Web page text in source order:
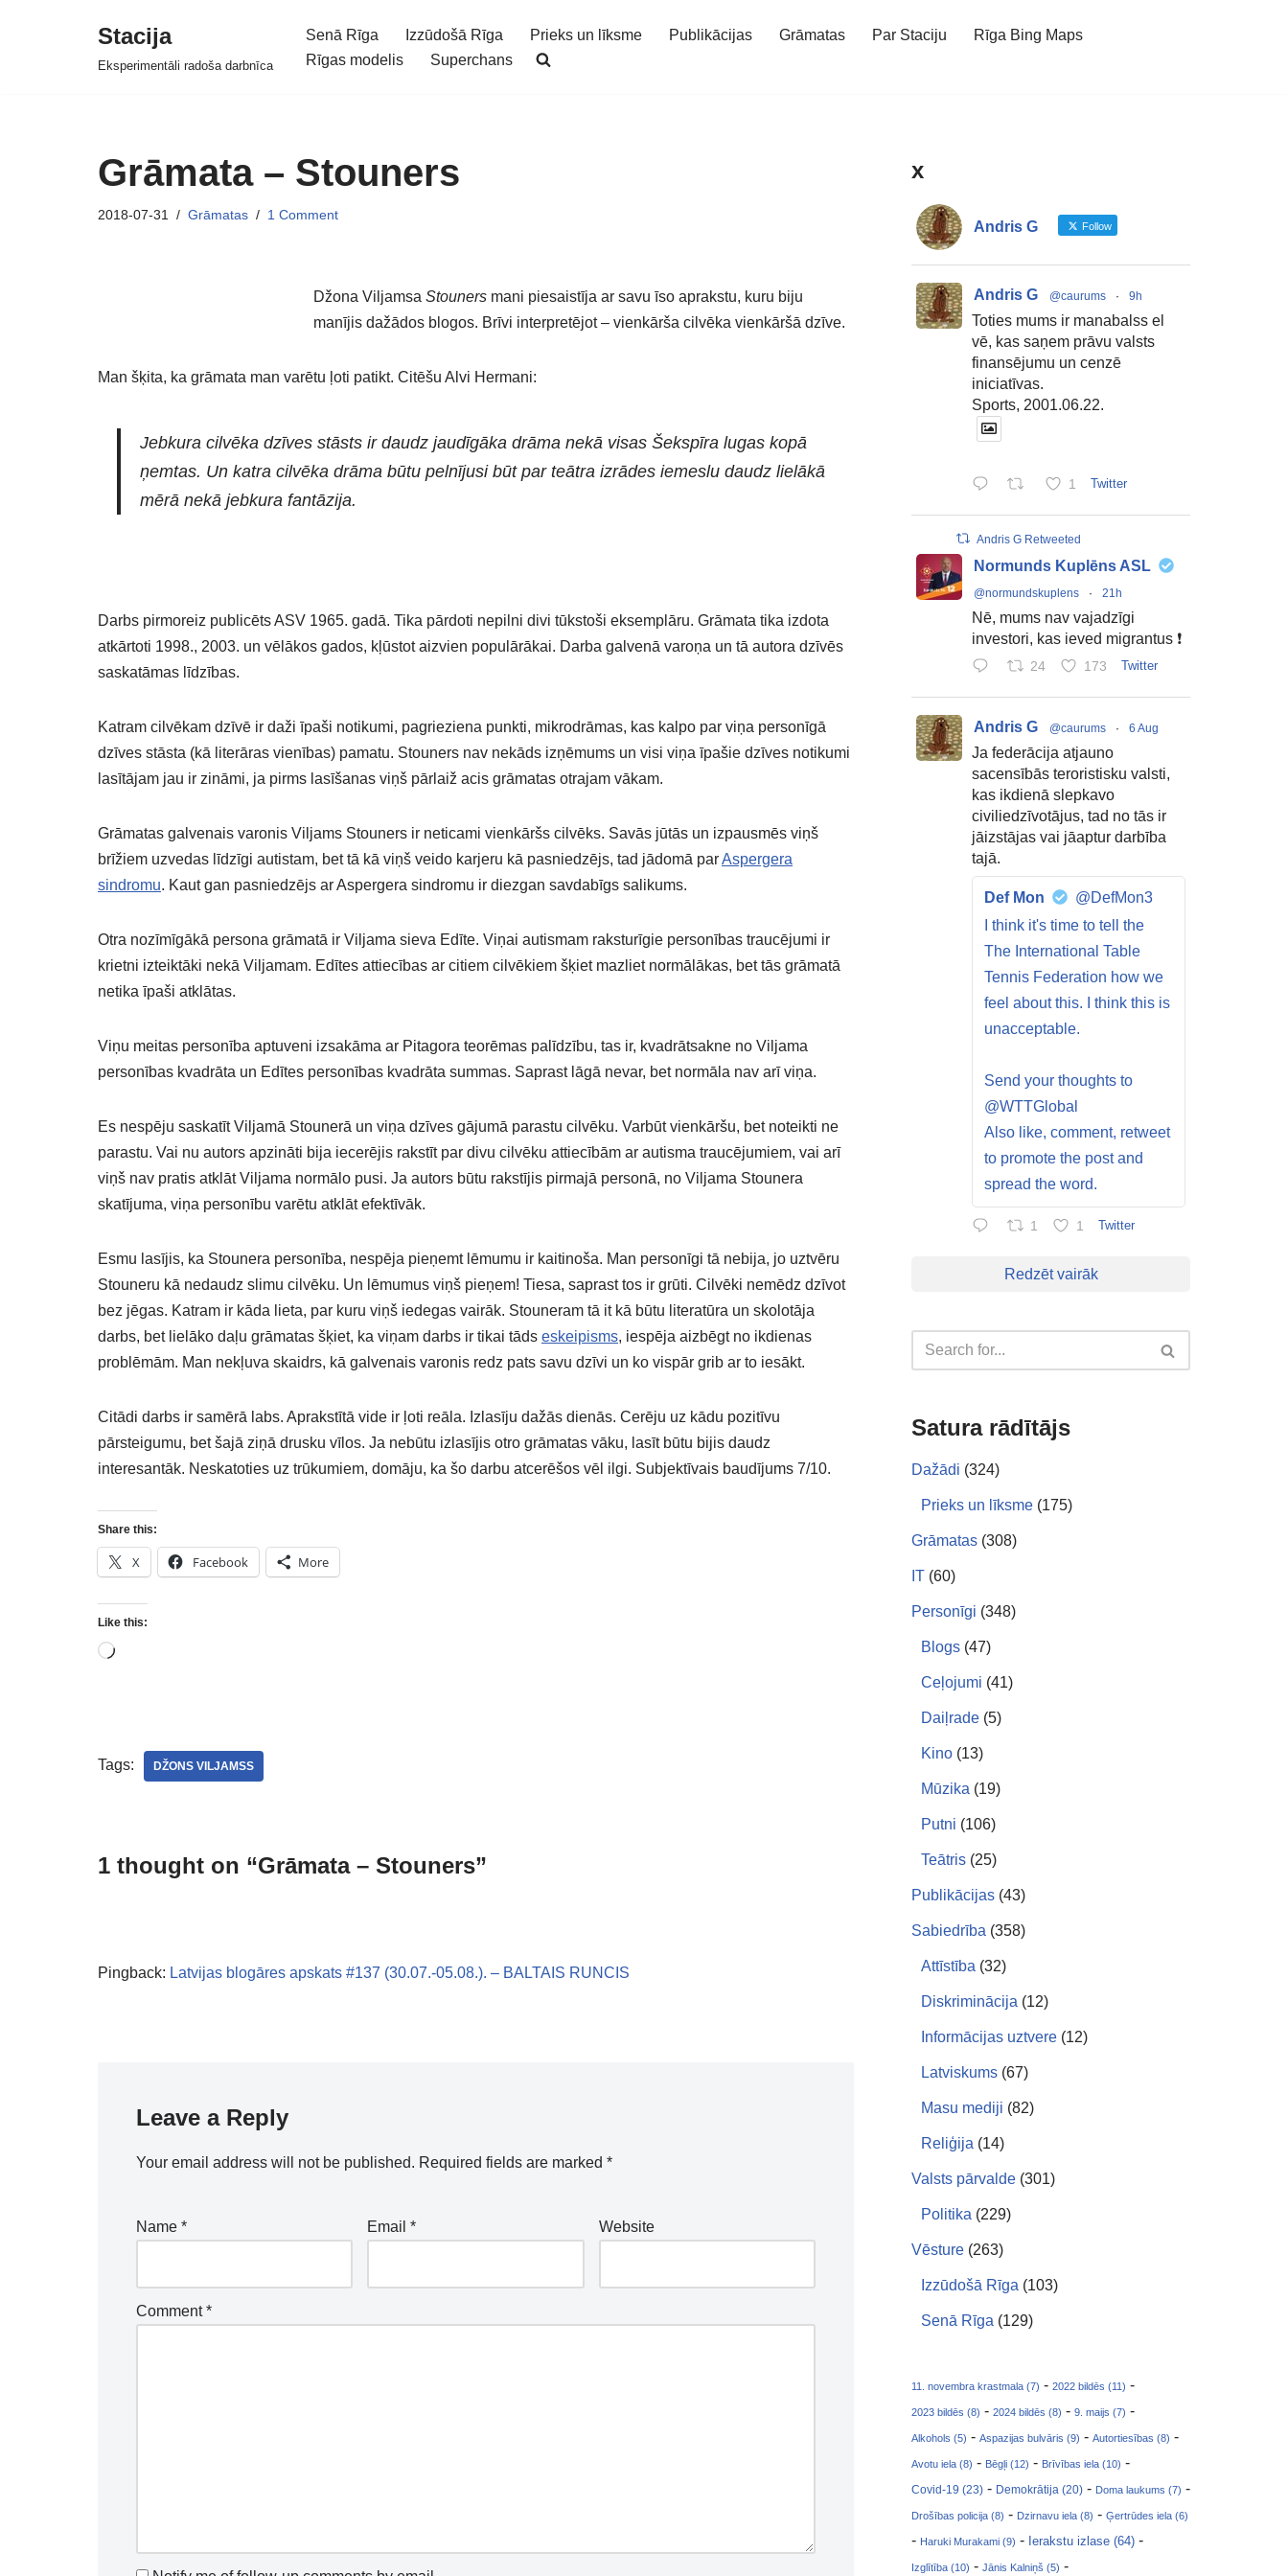
Stacija
Eksperimentāli radoša darbnīca
Senā Rīga Izzūdošā Rīga Prieks un līksme Publikācijas Grāmatas Par Staciju
Rīga Bing Maps
Rīgas modelis
Superchans
Grāmata – Stouners
2018-07-31 Grāmatas 1 Comment
Džona Viljamsa Stouners mani piesaistīja ar savu īso aprakstu, kuru biju
manījis dažādos blogos. Brīvi interpretējot – vienkārša cilvēka vienkāršā dzīve.
Man šķita, ka grāmata man varētu ļoti patikt. Citēšu Alvi Hermani:
Jebkura cilvēka dzīves stāsts ir daudz jaudīgāka drāma nekā visas Šekspīra lugas kopā
ņemtas. Un katra cilvēka drāma būtu pelnījusi būt par teātra izrādes iemeslu daudz lielākā
mērā nekā jebkura fantāzija.
Darbs pirmoreiz publicēts ASV 1965. gadā. Tika pārdoti nepilni divi tūkstoši eksemplāru. Grāmata tika izdota
atkārtoti 1998., 2003. un vēlākos gados, kļūstot aizvien populārākai. Darba galvenā varoņa un tā autora dzīvēs
saskatāmas līdzības.
Katram cilvēkam dzīvē ir daži īpaši notikumi, pagrieziena punkti, mikrodrāmas, kas kalpo par viņa personīgā
dzīves stāsta (kā literāras vienības) pamatu. Stouners nav nekāds izņēmums un visi viņa īpašie dzīves notikumi
lasītājam jau ir zināmi, ja pirms lasīšanas viņš pārlaiž acis grāmatas otrajam vākam.
Grāmatas galvenais varonis Viljams Stouners ir neticami vienkāršs cilvēks. Savās jūtās un izpausmēs viņš
brīžiem uzvedas līdzīgi autistam, bet tā kā viņš veido karjeru kā pasniedzējs, tad jādomā parAspergera
sindromu. Kaut gan pasniedzējs ar Aspergera sindromu ir diezgan savdabīgs salikums.
Otra nozīmīgākā persona grāmatā ir Viljama sieva Edīte. Viņai autismam raksturīgie personības traucējumi ir
krietni izteiktāki nekā Viljamam. Edītes attiecības ar citiem cilvēkiem šķiet mazliet normālākas, bet tās grāmatā
netika īpaši atklātas.
Viņu meitas personība aptuveni izsakāma ar Pitagora teorēmas palīdzību, tas ir, kvadrātsakne no Viljama
personības kvadrāta un Edītes personības kvadrāta summas. Saprast lāgā nevar, bet normāla nav arī viņa.
Es nespēju saskatīt Viljamā Stounerā un viņa dzīves gājumā parastu cilvēku. Varbūt vienkāršu, bet noteikti ne
parastu. Vai nu autors apzināti bija iecerējis rakstīt par divu cilvēku attiecībām ar autisma traucējumiem, vai arī
viņš nav pratis atklāt Viljama normālo pusi. Ja autors būtu rakstījis pirmajā personā, no Viljama Stounera
skatījuma, viņa personību varētu atklāt efektīvāk.
Esmu lasījis, ka Stounera personība, nespēja pieņemt lēmumu ir kaitinoša. Man personīgi tā nebija, jo uztvēru
Stouneru kā nedaudz slimu cilvēku. Un lēmumus viņš pieņem! Tiesa, saprast tos ir grūti. Cilvēki nemēdz dzīvot
bez jēgas. Katram ir kāda lieta, par kuru viņš iedegas vairāk. Stouneram tā it kā būtu literatūra un skolotāja
darbs, bet lielāko daļu grāmatas šķiet, ka viņam darbs ir tikai tāds eskeipisms, iespēja aizbēgt no ikdienas
problēmām. Man nekļuva skaidrs, kā galvenais varonis redz pats savu dzīvi un ko vispār grib ar to iesākt.
Citādi darbs ir samērā labs. Aprakstītā vide ir ļoti reāla. Izlasīju dažās dienās. Cerēju uz kādu pozitīvu
pārsteigumu, bet šajā ziņā drusku vīlos. Ja nebūtu izlasījis otro grāmatas vāku, lasīt būtu bijis daudz
interesantāk. Neskatoties uz trūkumiem, domāju, ka šo darbu atcerēšos vēl ilgi. Subjektīvais baudījums 7/10.
Share this:
X Facebook More
Like this:
Tags: DŽONS VILJAMSS
1 thought on “Grāmata – Stouners”
Pingback: Latvijas blogāres apskats #137 (30.07.-05.08.). – BALTAIS RUNCIS
Leave a Reply
Your email address will not be published. Required fields are marked *
Name * Email* Website
Comment*
x
Andris G Follow
Andris G @caurums · 9h
Toties mums ir manabalss el
vē, kas saņem prāvu valsts
finansējumu un cenzē
iniciatīvas.
Sports, 2001.06.22.
1 Twitter
Andris G Retweeted
Normunds Kuplēns ASL
@normundskuplens · 21h
Nē, mums nav vajadzīgi
investori, kas ieved migrantus ❗
24 173 Twitter
Andris G @caurums · 6 Aug
Ja federācija atjauno
sacensībās teroristisku valsti,
kas ikdienā slepkavo
civiliedzīvotājus, tad no tās ir
jāizstājas vai jāaptur darbība
tajā.
Def Mon
@DefMon3
I think it's time to tell the
The International Table
Tennis Federation how we
feel about this. I think this is
unacceptable.
Send your thoughts to
@WTTGlobal
Also like, comment, retweet
to promote the post and
spread the word.
1 1 Twitter
Redzēt vairāk
Satura rādītājs
Dažādi (324)
Prieks un līksme (175)
Grāmatas (308)
IT (60)
Personīgi (348)
Blogs (47)
Ceļojumi (41)
Daiļrade (5)
Kino (13)
Mūzika (19)
Putni (106)
Teātris (25)
Publikācijas (43)
Sabiedrība (358)
Attīstība (32)
Diskriminācija (12)
Informācijas uztvere (12)
Latviskums (67)
Masu mediji (82)
Reliģija (14)
Valsts pārvalde (301)
Politika (229)
Vēsture (263)
Izzūdošā Rīga (103)
Senā Rīga (129)
11. novembra krastmala (7) - 2022 bildēs (11) -
2023 bildēs (8) - 2024 bildēs (8) - 9. maijs (7) -
Alkohols (5) - Aspazijas bulvāris (9) - Autortiesības (8) -
Avotu iela (8) - Bēgļi (12) - Brīvības iela (10) -
Covid-19 (23) - Demokrātija (20) - Doma laukums (7) -
Drošības policija (8) - Dzirnavu iela (8) - Ģertrūdes iela (6)
- Haruki Murakami (9) - Ierakstu izlase (64) -
Izglītība (10) - Jānis Kalniņš (5) -